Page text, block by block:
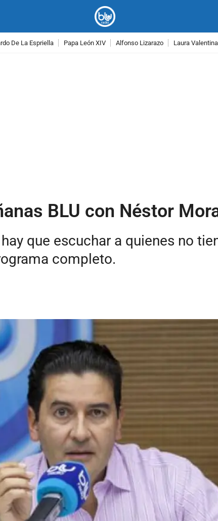
De La Espriella Papa León XIV Alfonso Lizarazo Laura
BLU con Néstor
que escuchar a quienes no
completo.